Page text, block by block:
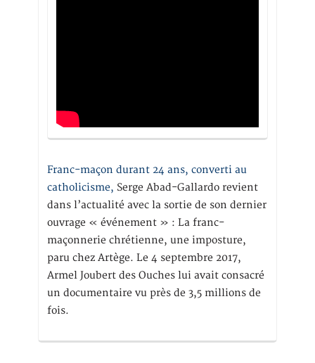
Franc-maçon durant 24 ans, converti au
catholicisme, Serge Abad-Gallardo revient
dans l’actualité avec la sortie de son dernier
ouvrage « événement » : La franc-
maçonnerie chrétienne, une imposture,
paru chez Artège. Le 4 septembre 2017,
Armel Joubert des Ouches lui avait consacré
un documentaire vu près de 3,5 millions de
fois.